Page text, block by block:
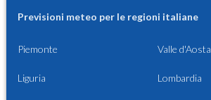
Previsioni meteo per le regioni italiane
Piemonte Valle d'Aosta
Liguria Lombardia